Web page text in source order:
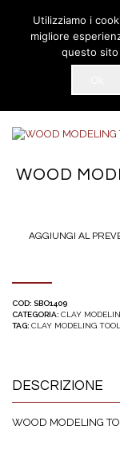
WOOD
AGGIUNGI AL
COD: SBO1409
CATEGORIA: CLAY
TAG: CLAY MODELING
DESCRIZIONE
WOOD MODELING
Utilizziamo i
migliore
questo sito